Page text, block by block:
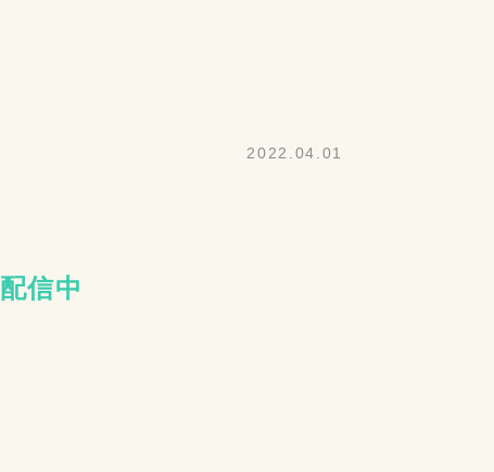
2022.04.01
信中